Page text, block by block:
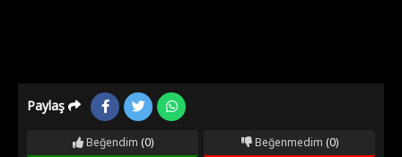
Paylaş
Beğendim (0) Beğenmedim (0)